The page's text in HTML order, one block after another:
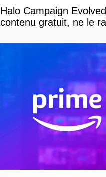
Halo Campaign
contenu gratuit, ne le